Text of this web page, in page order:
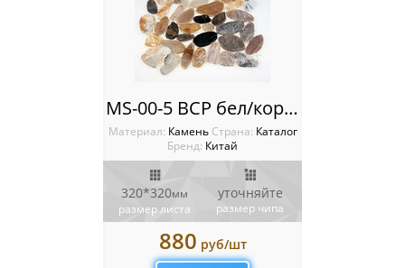
MS-00-5 BCP бел/корич/серый ГАЛЬКА овал
Материал: Камень Cтрана: Каталог
Бренд: Китай
320*320мм
размер листа
уточняйте
размер чипа
880 руб/шт